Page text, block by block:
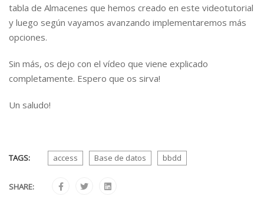
tabla de Almacenes que hemos creado en este videotutorial
y luego según vayamos avanzando implementaremos más
opciones.
Sin más, os dejo con el vídeo que viene explicado
completamente. Espero que os sirva!
Un saludo!
TAGS: access Base de datos bbdd
SHARE: